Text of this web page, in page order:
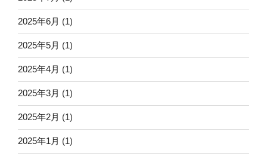
2025年6月 (1)
2025年5月 (1)
2025年4月 (1)
2025年3月 (1)
2025年2月 (1)
2025年1月 (1)